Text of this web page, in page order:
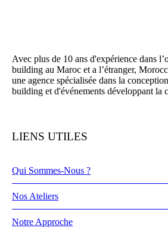
Avec plus de 10 ans d'expérience dans
building au Maroc et a l’étranger,
une agence spécialisée dans la
building et d'événements développant la
LIENS UTILES
Qui Sommes-Nous ?
Nos Ateliers
Notre Approche